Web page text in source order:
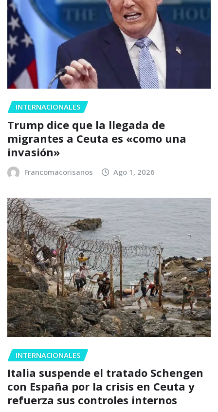
INTERNACIONALES
Trump dice que la llegada de
migrantes a Ceuta es «como una
invasión»
Francomacorisanos Ago 1, 2026
INTERNACIONALES
Italia suspende el tratado Schengen
con España por la crisis en Ceuta y
refuerza sus controles internos